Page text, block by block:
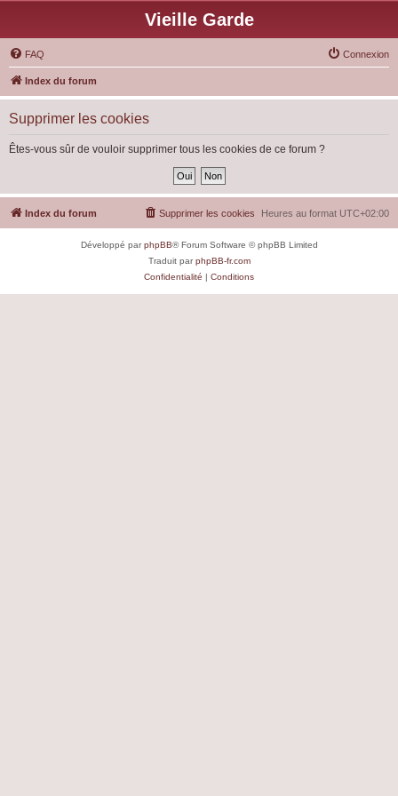
Vieille Garde
FAQ Connexion
Index du forum
Supprimer les cookies
Êtes-vous sûr de vouloir supprimer tous les cookies de ce forum ?
Index du forum Heures au format UTC+02:00
Supprimer les cookies
Développé parphpBB® Forum Software © phpBB Limited
Traduit parphpBB-fr.com
Confidentialité | Conditions